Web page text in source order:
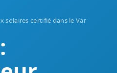
solaires certifié dans le Var